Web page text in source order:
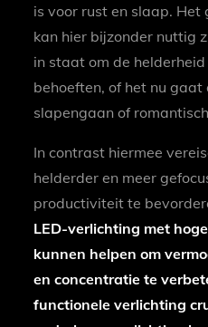
is voor rust en slaap. Het
kan hier bijzonder nuttig
in staat om de
behoeften, of het nu gaat
slapengaan of
In contrast hiermee
helderder en meer
productiviteit te
LED-verlichting met
kunnen helpen om
en concentratie te
functionele verlichting